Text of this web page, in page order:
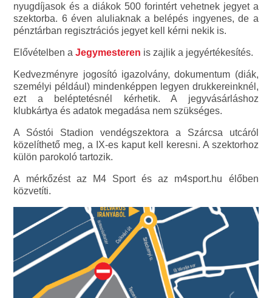
nyugdíjasok és a diákok 500 forintért vehetnek jegyet a
szektorba. 6 éven aluliaknak a belépés ingyenes, de a
pénztárban regisztrációs jegyet kell kérni nekik is.
Elővételben aJegymesteren is zajlik a jegyértékesítés.
Kedvezményre jogosító igazolvány, dokumentum (diák,
személyi például) mindenképpen legyen drukkereinknél,
ezt a beléptetésnél kérhetik. A jegyvásárláshoz
klubkártya és adatok megadása nem szükséges.
A Sóstói Stadion vendégszektora a Szárcsa utcáról
közelíthető meg, a IX-es kaput kell keresni. A szektorhoz
külön parokoló tartozik.
A mérkőzést az M4 Sport és az m4sport.hu élőben
közvetíti.